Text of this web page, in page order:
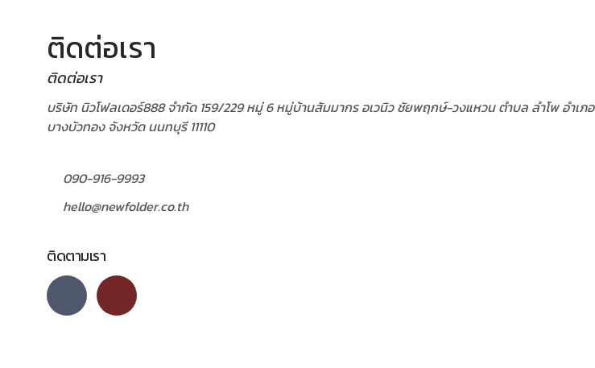
ติดต่อเรา
ติดต่อเรา
บริษัท นิวโฟลเดอร์888 จำกัด 159/229 หมู่ 6 หมู่บ้านสัมมากร อเวนิว ชัยพฤกษ์-วงแหวน ตำบล ลำโพ อำเภอ
บางบัวทอง จังหวัด นนทบุรี 11110
090-916-9993
hello@newfolder.co.th
ติดตามเรา